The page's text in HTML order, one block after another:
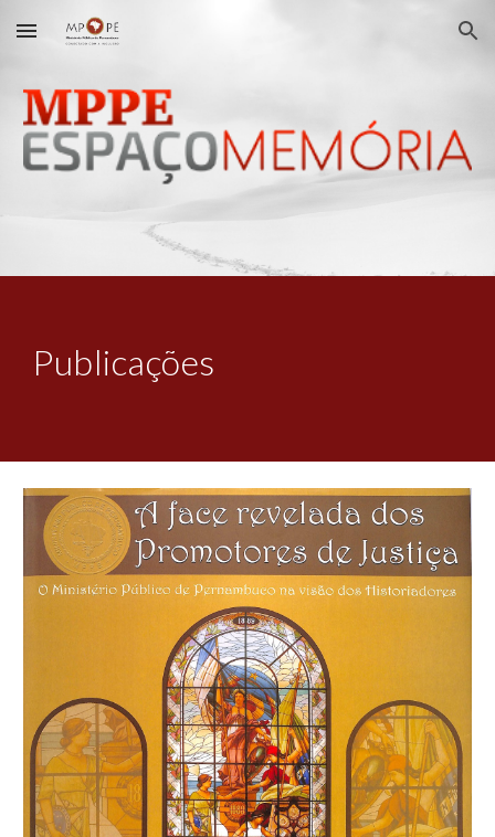
Skip to main content Skip to navigation
Publicações